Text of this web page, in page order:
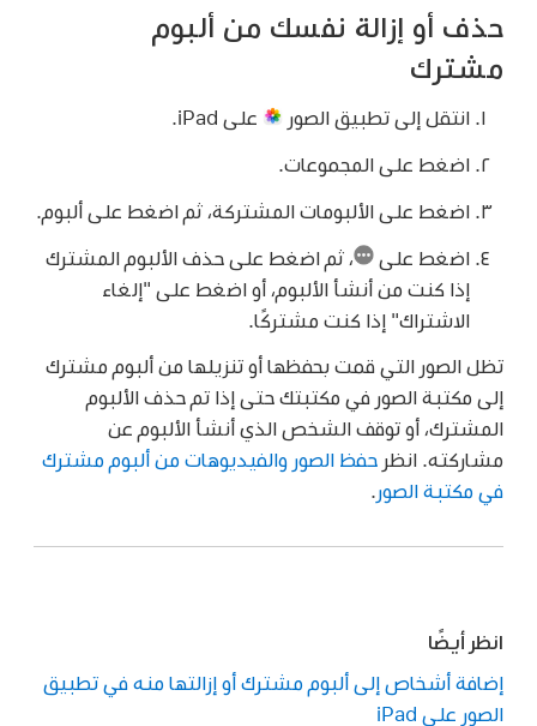
حذف أو إزالة نفسك من ألبوم
مشترك
انتقل إلى تطبيق الصور على iPad.
اضغط على المجموعات.
اضغط على الألبومات المشتركة، ثم اضغط على ألبوم.
اضغط على ،ثم اضغط على حذف الألبوم المشترك
إذا كنت من أنشأ الألبوم، أو اضغط على "إلغاء
الاشتراك" إذا كنت مشتركًا.
تظل الصور التي قمت بحفظها أو تنزيلها من ألبوم مشترك
إلى مكتبة الصور في مكتبتك حتى إذا تم حذف الألبوم
المشترك، أو توقف الشخص الذي أنشأ الألبوم عن
مشاركته. انظر حفظ الصور والفيديوهات من ألبوم مشترك
في مكتبة الصور
انظر أيضًا
إضافة أشخاص إلى ألبوم مشترك أو إزالتها منه في تطبيق
الصور على iPad